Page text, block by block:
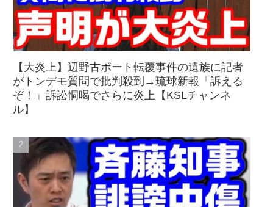
【大炎上】辺野古ボート転覆事件の遺族に記者
がトンデモ質問で批判殺到→琉球新報「訴える
ぞ！」訴訟恫喝でさらに炎上【KSLチャンネ
ル】